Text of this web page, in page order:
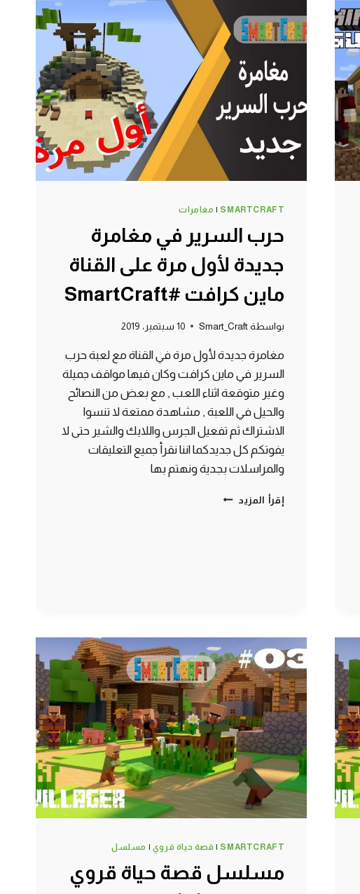
بمساعدة
أدم
–
سرفايفل
(1.14.4)
ماين
كرافت
#SMARTCRAFT
SMARTCRAFT
| مغامرات
حرب السرير في مغامرة
جديدة لأول مرة على القناة
ماين كرافت #SmartCraft
بواسطة Smart_Craft 10 سبتمبر، 2019
مغامرة جديدة لأول مرة في القناة مع لعبة حرب
السرير في ماين كرافت وكان فيها مواقف جميلة
وغير متوقعة اثناء اللعب , مع بعض من النصائح
والحيل في اللعبة , مشاهدة ممتعة لا تنسوا
الاشتراك ثم تفعيل الجرس واللايك والشير حتى لا
يفوتكم كل جديدكما اننا نقرأ جميع التعليقات
والمراسلات بجدية ونهتم بها
إقرأ المزيد حرب
#SMARTCRAFT
SMARTCRAFT
| قصة حياة قروي | مسلسل
مسلسل قصة حياة قروي